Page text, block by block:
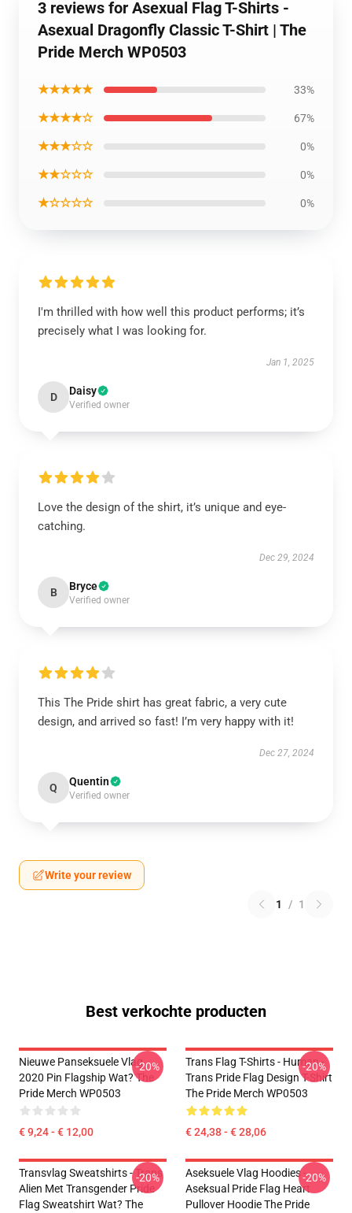
3 reviews for Asexual Flag T-Shirts -
Asexual Dragonfly Classic T-Shirt | The
Pride Merch WP0503
★★★★★ 33%
★★★★☆ 67%
★★★☆☆ 0%
★★☆☆☆ 0%
★☆☆☆☆ 0%
I'm thrilled with how well this product performs; it’s
precisely what I was looking for.
Jan 1, 2025
D Daisy
Verified owner
Love the design of the shirt, it’s unique and eye-
catching.
Dec 29, 2024
B Bryce
Verified owner
This The Pride shirt has great fabric, a very cute
design, and arrived so fast! I’m very happy with it!
Dec 27, 2024
Q Quentin
Verified owner
Write your review
1 / 1
Best verkochte producten
Nieuwe Panseksuele Vlag
2020 Pin Flagship Wat? The
Pride Merch WP0503
€ 9,24 - € 12,00
-20%
Trans Flag T-Shirts - Human -
Trans Pride Flag Design T-Shirt
The Pride Merch WP0503
€ 24,38 - € 28,06
-20%
Transvlag Sweatshirts - Trans
Alien Met Transgender Pride
Flag Sweatshirt Wat? The
-20%
Aseksuele Vlag Hoodies -
Aseksual Pride Flag Heart
Pullover Hoodie The Pride
-20%